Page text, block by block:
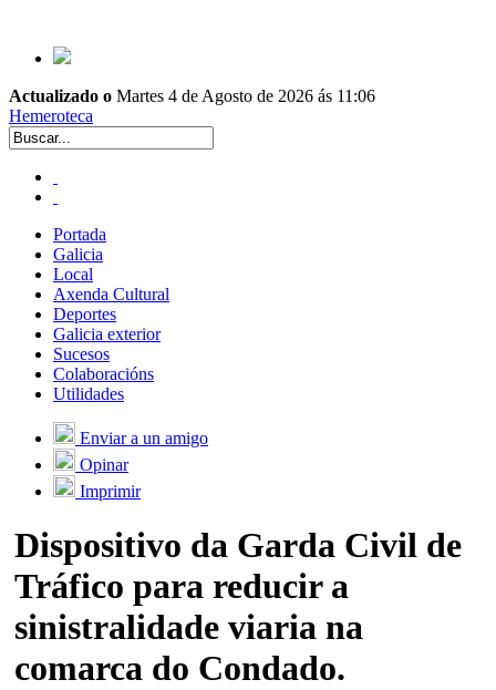
Actualizado o Martes 4 de Agosto de 2026 ás 11:06
Hemeroteca
Portada
Galicia
Local
Axenda Cultural
Deportes
Galicia exterior
Sucesos
Colaboracións
Utilidades
Enviar a un amigo
Opinar
Imprimir
Dispositivo da Garda Civil de
Tráfico para reducir a
sinistralidade viaria na
comarca do Condado.